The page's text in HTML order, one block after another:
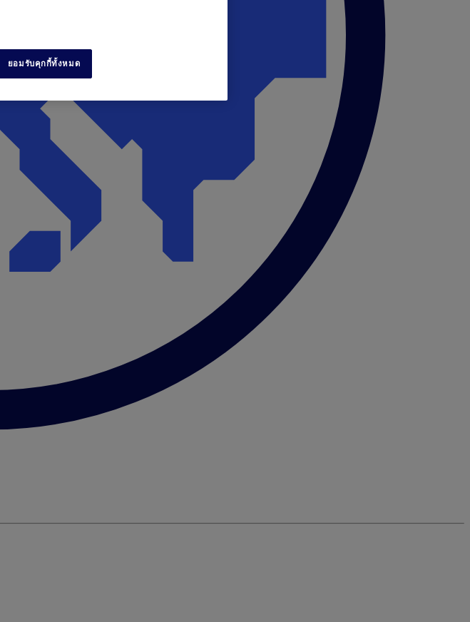
ยอมรับคุกกี้ทั้งหมด